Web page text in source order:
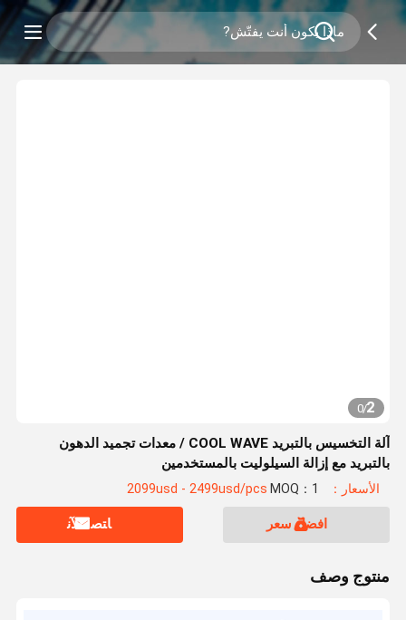
2
/
0
آلة التخسيس بالتبريد COOL WAVE / معدات تجميد الدهون
بالتبريد مع إزالة السيلوليت بالمستخدمين
الأسعار：2099usd - 2499usd/pcs MOQ：1
افضل سعر ﺎﺘﺼﻟ ﺍﻶﻧ
منتوج وصف